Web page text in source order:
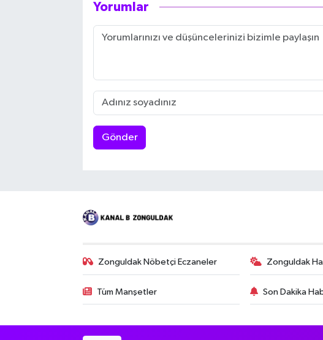
Yorumlar
Gönder
Zonguldak Nöbetçi Eczaneler Zonguldak
Tüm Manşetler Son Dakika